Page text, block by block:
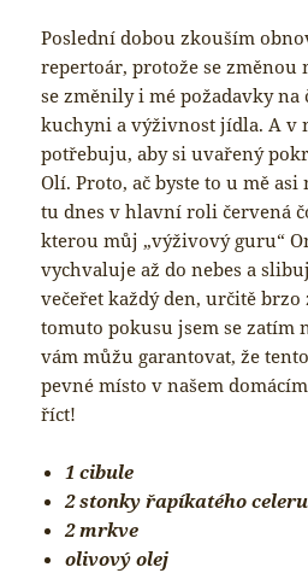
Poslední dobou zkouším
repertoár, protože se
se změnily i mé požadavky na
kuchyni a výživnost jídla. A v
potřebuju, aby si uvařený
Olí. Proto, ač byste to u mě
tu dnes v hlavní roli červená
kterou můj „výživový guru“
vychvaluje až do nebes a
večeřet každý den, určitě
tomuto pokusu jsem se zatím
vám můžu garantovat, že
pevné místo v našem
říct!
1 cibule
2 stonky řapíkatého celeru
2 mrkve
olivový olej